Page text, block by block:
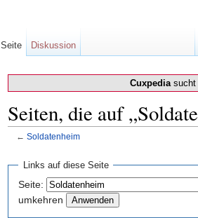
Cuxpediasucht
Seiten, die auf
← Soldatenheim
Links auf diese Seite
Seite:
umkehren
Seite Diskussion